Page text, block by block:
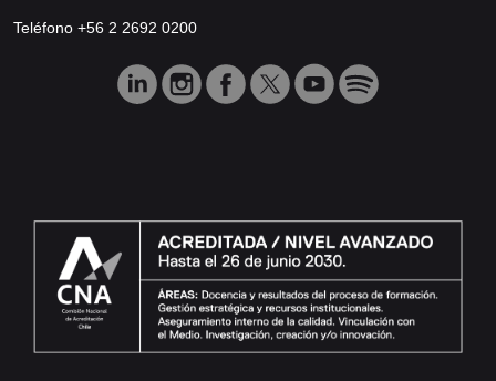
Teléfono +56 2 2692 0200